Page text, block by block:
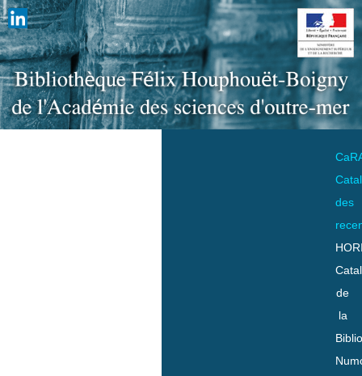
des
de
la